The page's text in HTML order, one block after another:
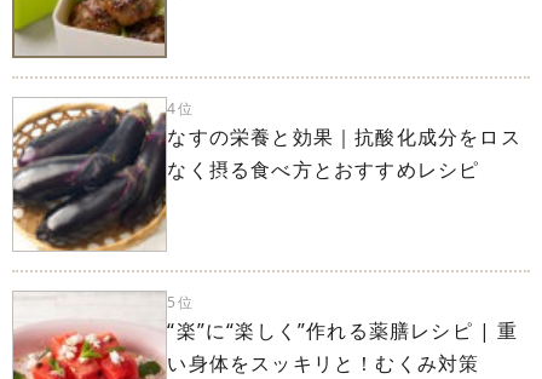
4位
なすの栄養と効果｜抗酸化成分をロス
なく摂る食べ方とおすすめレシピ
5位
“楽”に“楽しく”作れる薬膳レシピ | 重
い身体をスッキリと！むくみ対策